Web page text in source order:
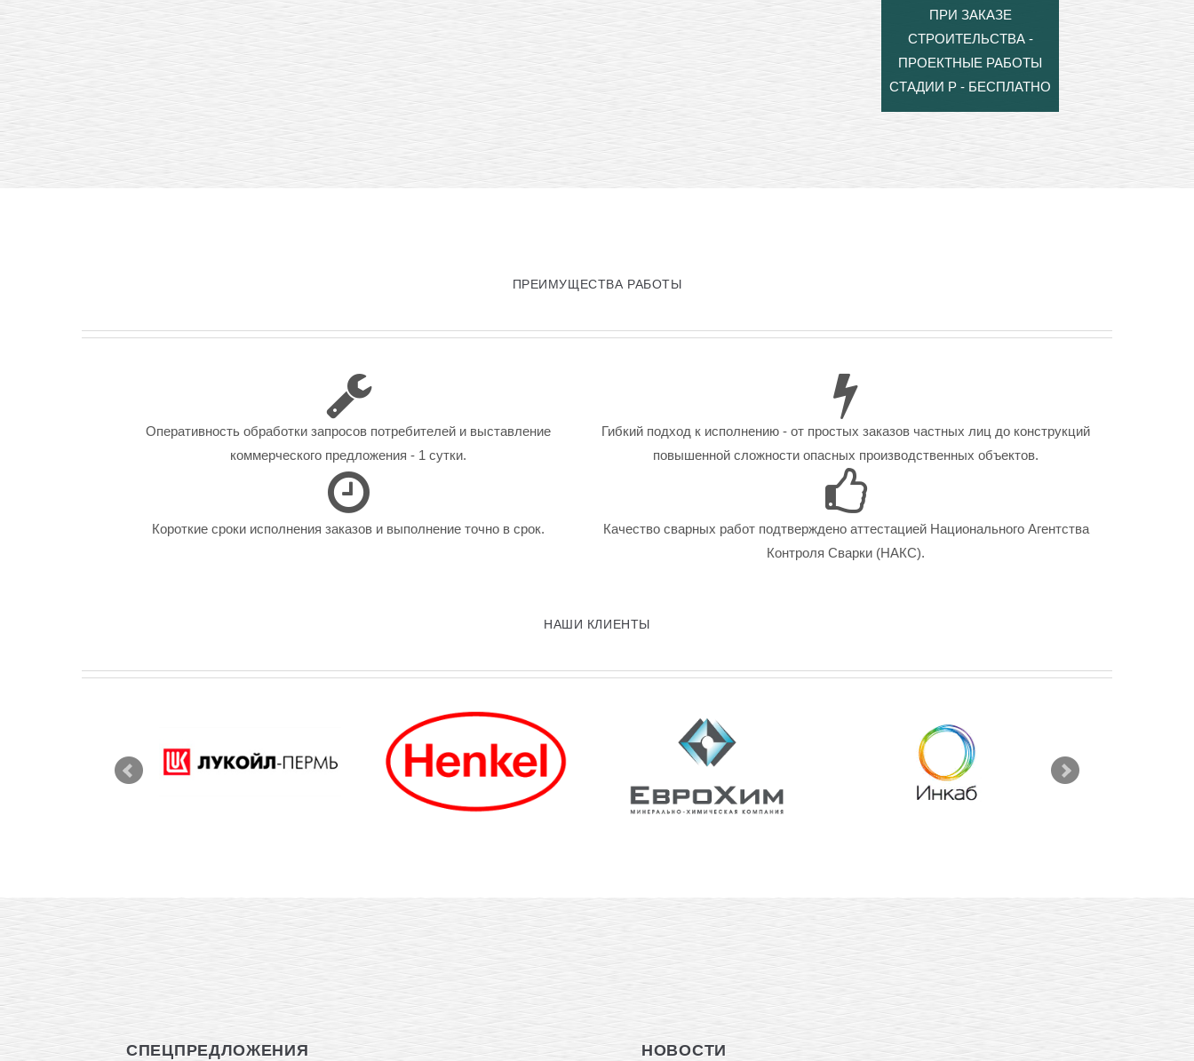
ПРИ ЗАКАЗЕ
СТРОИТЕЛЬСТВА -
ПРОЕКТНЫЕ РАБОТЫ
СТАДИИ Р - БЕСПЛАТНО
ПРЕИМУЩЕСТВА РАБОТЫ
Оперативность обработки запросов потребителей и выставление
коммерческого предложения - 1 сутки.
Гибкий подход к исполнению - от простых заказов частных лиц до конструкций
повышенной сложности опасных производственных объектов.
Короткие сроки исполнения заказов и выполнение точно в срок.
Качество сварных работ подтверждено аттестацией Национального Агентства
Контроля Сварки (НАКС).
НАШИ КЛИЕНТЫ
СПЕЦПРЕДЛОЖЕНИЯ НОВОСТИ